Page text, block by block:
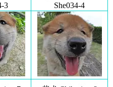
3
She034-4